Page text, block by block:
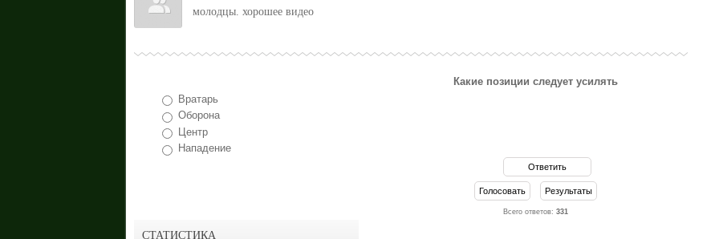
молодцы. хорошее видео
Какие позиции следует усилять
Вратарь
Оборона
Центр
Нападение
Всего ответов: 331
СТАТИСТИКА